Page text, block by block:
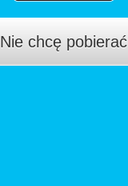
Nie chcę pobierać